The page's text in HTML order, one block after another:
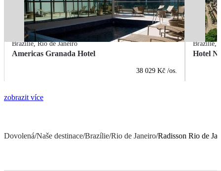
Brazílie,Rio de Janeiro
Americas Granada Hotel
38 029 Kč /os.
Brazílie,
Hotel
zobrazit více
Dovolená/Naše destinace/Brazílie/Rio de Janeiro/Radisson Rio de